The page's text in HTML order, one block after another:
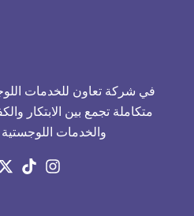
في شركة تعاون للخدمات
متكاملة تجمع بين الابتكار
والخدمات اللوجستية